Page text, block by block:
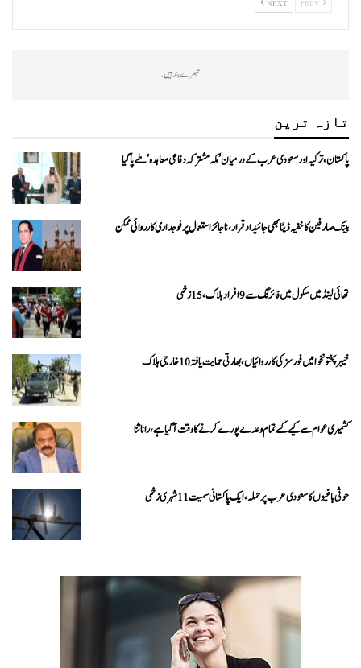
NEXT
تبصرے بند ہیں.
تازہ ترین
پاکستان، ترکیہ اور سعودی عرب کے درمیان ’مکہ مشترکہ دفاعی معاہدہ‘ طے پا گیا
بینک صارفین کا خفیہ ڈیٹا بھی جائیداد قرار، ناجائز استعمال پر فوجداری کارروائی ممکن
تھائی لینڈ میں سکول میں فائرنگ سے 9 افراد ہلاک، 15 زخمی
خیبرپختونخوا میں فورسز کی کارروائیاں، بھارتی حمایت یافتہ 10 خارجی ہلاک
کشمیری عوام سے کیے گئے تمام وعدے پورے کرنے کا وقت آ گیا ہے، رانا ثنا
حوثی باغیوں کا سعودی عرب پر حملہ، ایک پاکستانی سمیت 11 شہری زخمی